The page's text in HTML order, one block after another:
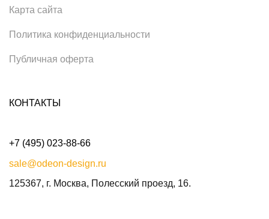
Карта сайта
Политика конфиденциальности
Публичная оферта
КОНТАКТЫ
+7 (495) 023-88-66
sale@odeon-design.ru
125367, г. Москва, Полесский проезд, 16.